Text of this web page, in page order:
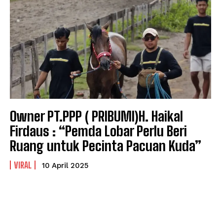
Owner PT.PPP ( PRIBUMI)H. Haikal
Firdaus : “Pemda Lobar Perlu Beri
Ruang untuk Pecinta Pacuan Kuda”
VIRAL 10 April 2025